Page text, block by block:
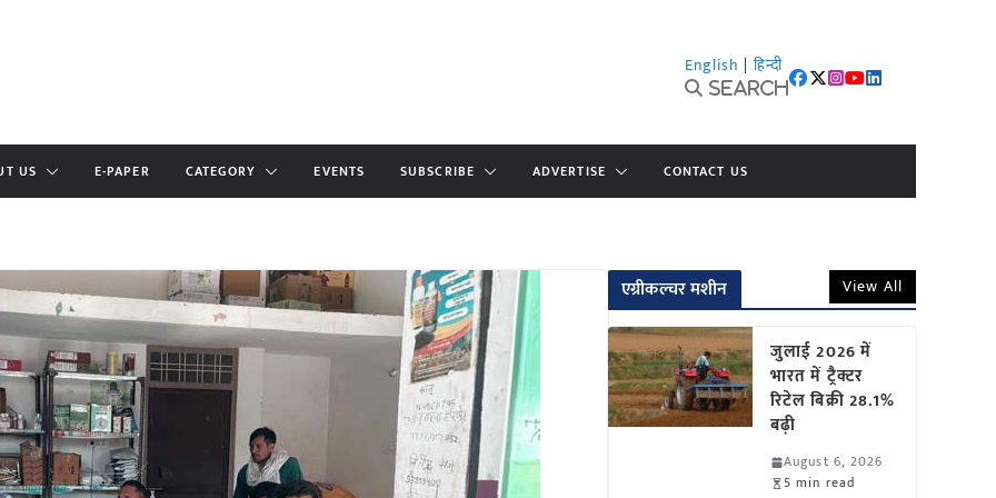
English | हिन्दी
Search
US E-PAPER CATEGORY EVENTS SUBSCRIBE ADVERTISE CONTACT US
एग्रीकल्चर मशीन View All
जुलाई 2026 में
भारत में ट्रैक्टर
रिटेल बिक्री 28.1%
बढ़ी
August 6, 2026
5 min read